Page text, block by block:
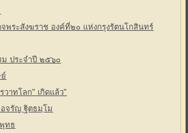
จพระสังฆราช องค์ที่๒๐ แห่งกรุงรัตนโกสินทร์
ม ประจำปี ๒๕๖๐
วาทโลก" เกิดแล้ว"
จรัญ ฐิตธมฺโม
ทธ